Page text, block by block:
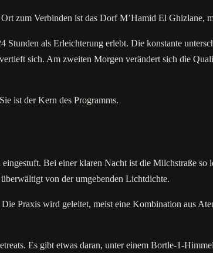
zum Verbinden ist das Dorf M’Hamid El Ghizlane,
als Erleichterung erlebt. Die konstante
sich. Am zweiten Morgen verändert sich die
ist der Kern des Programms.
Bei einer klaren Nacht ist die Milchstraße so
von der umgebenden Lichtdichte.
Praxis wird geleitet, meist eine Kombination aus
Es gibt etwas daran, unter einem Bortle-1-